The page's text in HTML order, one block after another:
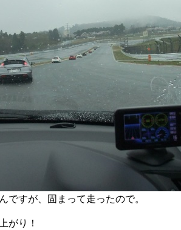
ですが、固まって走ったので。
がり！